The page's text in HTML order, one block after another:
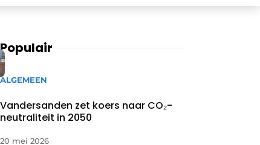
Populair
ALGEMEEN
Vandersanden zet koers naar CO₂-
neutraliteit in 2050
20 mei 2026